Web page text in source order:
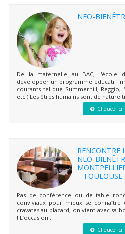
NEO-
De la maternelle au BAC, l'école
développer un programme éducatif
courants tel que Summerhill, Reggio,
etc.) Les êtres humains sont de nature
Cliquez ici
RENCONTRE
NEO-
– TOULOUSE
Pas de conférence ou de table
conviviaux pour mieux se connaître
cravates au placard, on vient avec sa
! L’occasion...
Cliquez ici